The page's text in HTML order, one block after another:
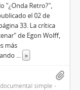
"¿Onda Retro?",
el 02 de
33. La crítica
de Egon Wolff,
más
... »
simple